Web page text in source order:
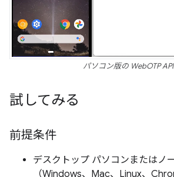
パソコン版の WebOTP API
試してみる
前提条件
デスクトップ パソコンまたはノ
（Windows、Mac、Linux、